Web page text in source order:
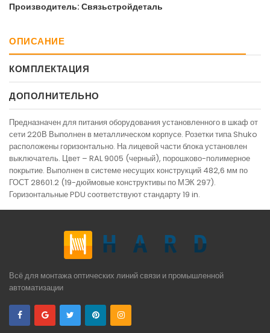
Производитель: Связьстройдеталь
ОПИСАНИЕ
КОМПЛЕКТАЦИЯ
ДОПОЛНИТЕЛЬНО
Предназначен для питания оборудования установленного в шкаф от
сети 220В Выполнен в металлическом корпусе. Розетки типа Shuko
расположены горизонтально. На лицевой части блока установлен
выключатель. Цвет – RAL 9005 (черный), порошково-полимерное
покрытие. Выполнен в системе несущих конструкций 482,6 мм по
ГОСТ 28601.2 (19-дюймовые конструктивы по МЭК 297).
Горизонтальные PDU соответствуют стандарту 19 in.
Всё для монтажа оптических линий связи и промышленной
автоматизации